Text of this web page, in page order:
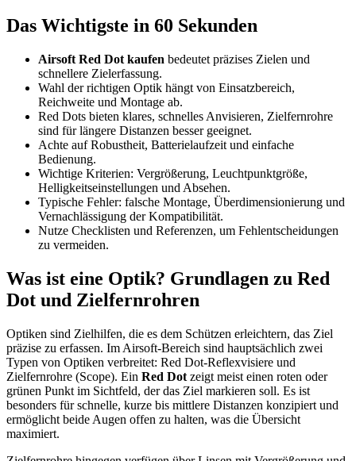
Das Wichtigste in 60 Sekunden
Airsoft Red Dot kaufen bedeutet präzises Zielen und
schnellere Zielerfassung.
Wahl der richtigen Optik hängt von Einsatzbereich,
Reichweite und Montage ab.
Red Dots bieten klares, schnelles Anvisieren, Zielfernrohre
sind für längere Distanzen besser geeignet.
Achte auf Robustheit, Batterielaufzeit und einfache
Bedienung.
Wichtige Kriterien: Vergrößerung, Leuchtpunktgröße,
Helligkeitseinstellungen und Absehen.
Typische Fehler: falsche Montage, Überdimensionierung und
Vernachlässigung der Kompatibilität.
Nutze Checklisten und Referenzen, um Fehlentscheidungen
zu vermeiden.
Was ist eine Optik? Grundlagen zu Red
Dot und Zielfernrohren
Optiken sind Zielhilfen, die es dem Schützen erleichtern, das Ziel
präzise zu erfassen. Im Airsoft-Bereich sind hauptsächlich zwei
Typen von Optiken verbreitet: Red Dot-Reflexvisiere und
Zielfernrohre (Scope). Ein Red Dot zeigt meist einen roten oder
grünen Punkt im Sichtfeld, der das Ziel markieren soll. Es ist
besonders für schnelle, kurze bis mittlere Distanzen konzipiert und
ermöglicht beide Augen offen zu halten, was die Übersicht
maximiert.